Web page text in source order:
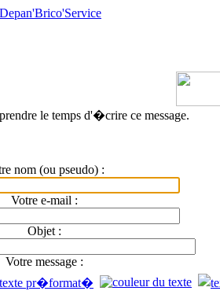
le temps d'�crire ce message.
nom (ou pseudo) :
Votre e-mail :
Objet :
Votre message :